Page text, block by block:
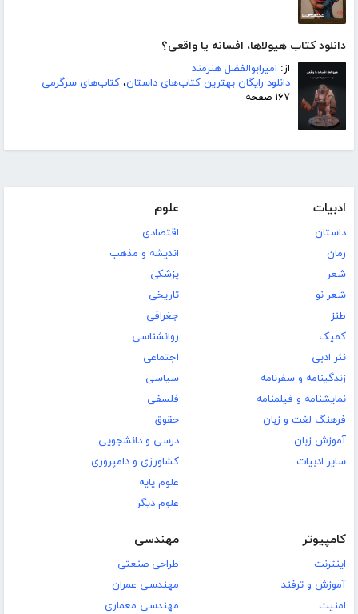
دانلود کتاب هیولاها، افسانه یا واقعی؟
از: امیرابوالفضل هنرمند
دانلود رایگان بهترین کتاب‌های داستان، کتاب‌های سرگرمی
۱۶۷ صفحه
ادبیات
داستان
رمان
شعر
شعر نو
طنز
کمیک
نثر ادبی
زندگینامه و سفرنامه
نمایشنامه و فیلمنامه
فرهنگ لغت و زبان
آموزش زبان
سایر ادبیات
علوم
اقتصادی
اندیشه و مذهب
پزشکی
تاریخی
جغرافی
روانشناسی
اجتماعی
سیاسی
فلسفی
حقوق
درسی و دانشجویی
کشاورزی و دامپروری
علوم پایه
علوم دیگر
کامپیوتر
اینترنت
آموزش و ترفند
امنیت
مهندسی
طراحی صنعتی
مهندسی عمران
مهندسی معماری